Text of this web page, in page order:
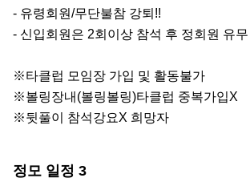
- 유령회원/무단불참 강퇴!!
- 신입회원은 2회이상 참석 후 정회원 유
※타클럽 모임장 가입 및 활동불가
※볼링장내(볼링볼링)타클럽 중복가입X
※뒷풀이 참석강요X 희망자
정모 일정 3